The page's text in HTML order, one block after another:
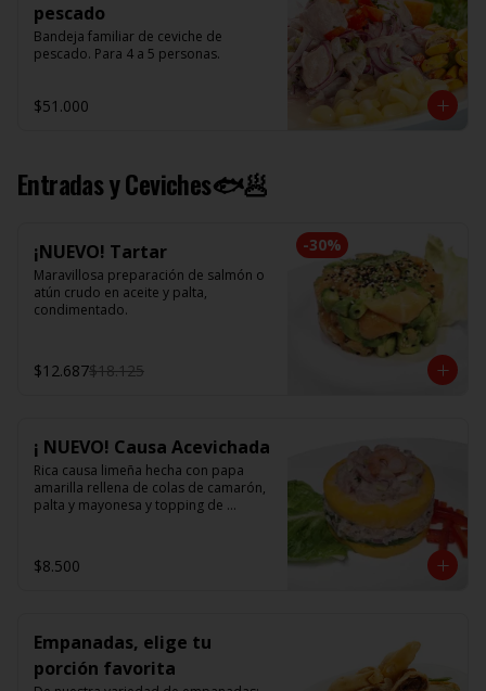
pescado
Bandeja familiar de ceviche de
pescado. Para 4 a 5 personas.
$51.000
Entradas y Ceviches🐟🥟
-30%
¡NUEVO! Tartar
Maravillosa preparación de salmón o
atún crudo en aceite y palta,
condimentado.
$12.687$18.125
¡ NUEVO! Causa Acevichada
Rica causa limeña hecha con papa
amarilla rellena de colas de camarón,
palta y mayonesa y topping de
$8.500
Empanadas, elige tu
porción favorita